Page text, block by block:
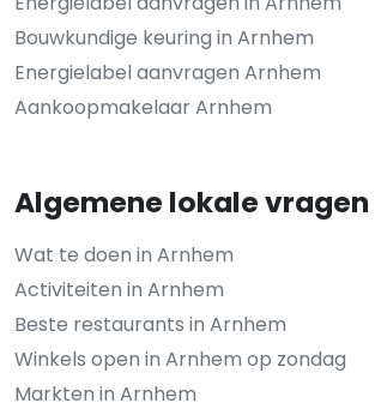
Bouwkundige keuring in Arnhem
Energielabel aanvragen Arnhem
Aankoopmakelaar Arnhem
Algemene lokale vragen
Wat te doen in Arnhem
Activiteiten in Arnhem
Beste restaurants in Arnhem
Winkels open in Arnhem op zondag
Markten in Arnhem